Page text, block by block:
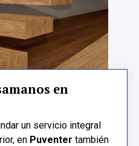
en
un servicio integral
en Puventer también